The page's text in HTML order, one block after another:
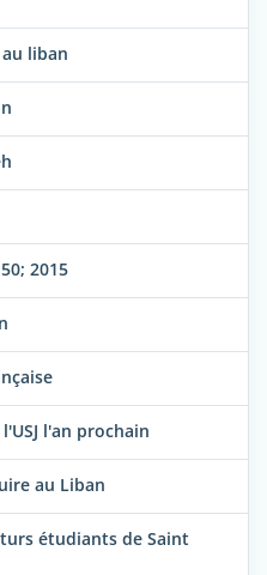
liban
2015
l'an prochain
au Liban
étudiants de Saint